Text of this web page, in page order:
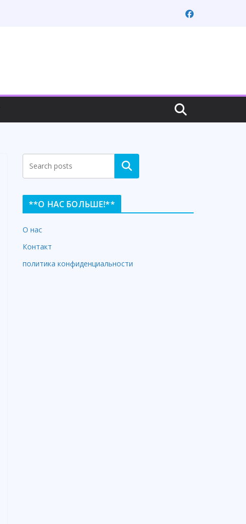
Search
**О НАС БОЛЬШЕ!**
О нас
Контакт
политика конфиденциальности